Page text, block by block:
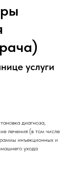
услуги
диагноза,
лечения (в том числе
инъекционных и
ухода